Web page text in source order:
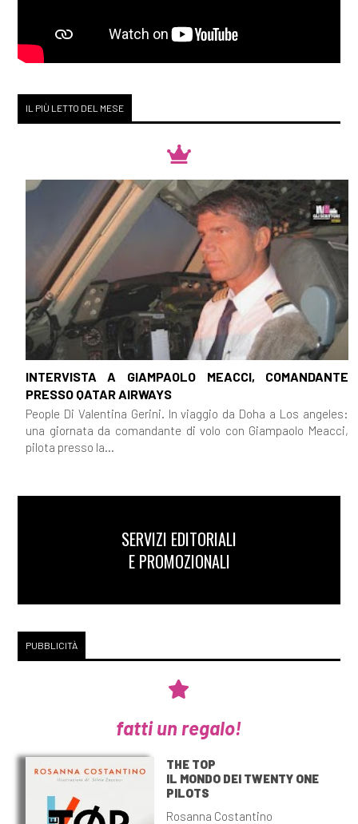
IL PIÙ LETTO DEL MESE
INTERVISTA A GIAMPAOLO MEACCI, COMANDANTE
PRESSO QATAR AIRWAYS
People Di Valentina Gerini. In viaggio da Doha a Los angeles:
una giornata da comandante di volo con Giampaolo Meacci,
pilota presso la...
SERVIZI EDITORIALI
E PROMOZIONALI
PUBBLICITÀ
fatti un regalo!
THE TOP
IL MONDO DEI TWENTY ONE
PILOTS
Rosanna Costantino